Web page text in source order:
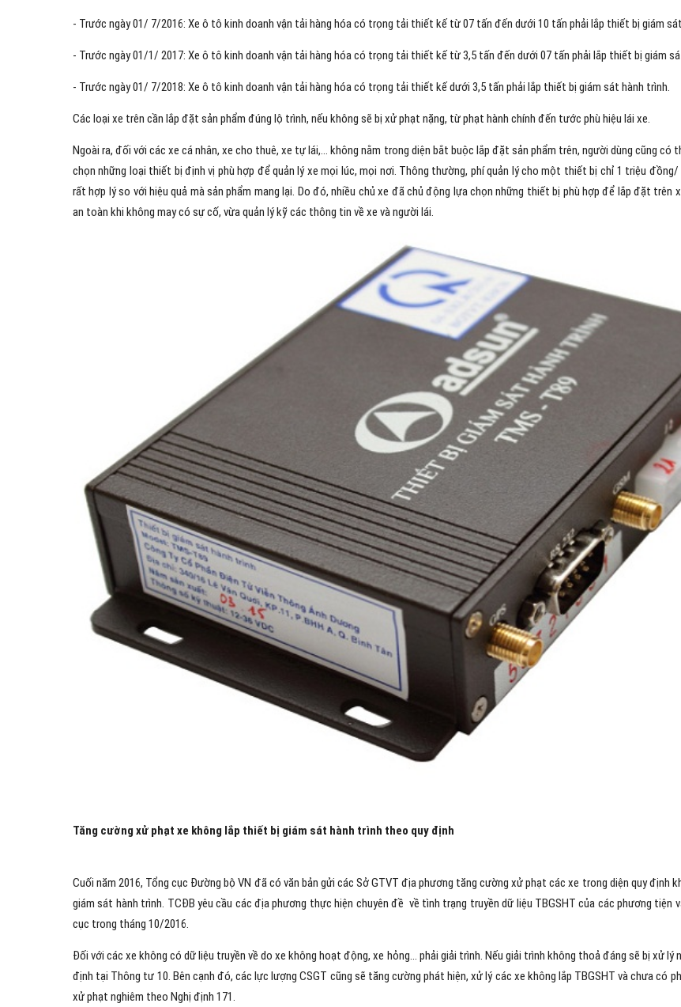
- Trước ngày 01/ 7/2016: Xe ô tô kinh doanh vận tải hàng hóa có trọng tải thiết kế từ 07 tấn đến dưới 10 tấn phải lắp thiết bị giám
- Trước ngày 01/1/ 2017: Xe ô tô kinh doanh vận tải hàng hóa có trọng tải thiết kế từ 3,5 tấn đến dưới 07 tấn phải lắp thiết bị giám
- Trước ngày 01/ 7/2018: Xe ô tô kinh doanh vận tải hàng hóa có trọng tải thiết kế dưới 3,5 tấn phải lắp thiết bị giám sát hành trình.
Các loại xe trên cần lắp đặt sản phẩm đúng lộ trình, nếu không sẽ bị xử phạt nặng, từ phạt hành chính đến tước phù hiệu lái xe.
Ngoài ra, đối với các xe cá nhân, xe cho thuê, xe tự lái,… không nằm trong diện bắt buộc lắp đặt sản phẩm trên, người dùng cũng có
chọn những loại thiết bị định vị phù hợp để quản lý xe mọi lúc, mọi nơi. Thông thường, phí quản lý cho một thiết bị chỉ 1 triệu
rất hợp lý so với hiệu quả mà sản phẩm mang lại. Do đó, nhiều chủ xe đã chủ động lựa chọn những thiết bị phù hợp để lắp đặt trên
an toàn khi không may có sự cố, vừa quản lý kỹ các thông tin về xe và người lái.
Tăng cường xử phạt xe không lắp thiết bị giám sát hành trình theo quy định
Cuối năm 2016, Tổng cục Đường bộ VN đã có văn bản gửi các Sở GTVT địa phương tăng cường xử phạt các xe trong diện quy định
giám sát hành trình. TCĐB yêu cầu các địa phương thực hiện chuyên đề về tình trạng truyền dữ liệu TBGSHT của các phương tiện
cục trong tháng 10/2016.
Đối với các xe không có dữ liệu truyền về do xe không hoạt động, xe hỏng… phải giải trình. Nếu giải trình không thoả đáng sẽ bị xử lý
định tại Thông tư 10. Bên cạnh đó, các lực lượng CSGT cũng sẽ tăng cường phát hiện, xử lý các xe không lắp TBGSHT và chưa có
xử phạt nghiêm theo Nghị định 171.